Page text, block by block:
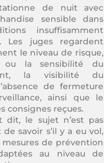
de nuit avec
sensible dans
insuffisamment
Les juges regardent
le niveau de risque,
ou la sensibilité du
la visibilité du
de fermeture
ainsi que le
consignes reçues.
dit, le sujet n’est pas
savoir s’il y a eu vol,
mesures de prévention
au niveau de